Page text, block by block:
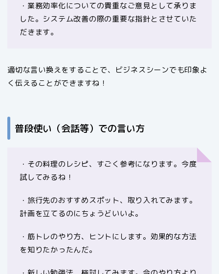
・業務効率化についての貴重なご意見として承りま
した。システム改善の際の重要な指針とさせていた
だきます。
適切な言い換えをすることで、ビジネスシーンでも印象よ
く伝えることができますね！
普段使い（会話等）での言い方
・その料理のレシピ、すごく参考になります。今度
試してみるね！
・旅行先のおすすめスポット、取り入れてみます。
計画を立てるのにちょうどいいよ。
・筋トレのやり方、ヒントにします。効果的な方法
を知りたかったんだ。